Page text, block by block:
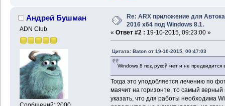
Андрей Бушман
ADN Club
Re: ARX приложение для
2016 x64 под Windows 8.1.
« Ответ #2 : 19-10-2015, 09:23:00 »
Цитата: Baton от 19-10-2015, 00:47:03
Windows 8 под рукой нет и не
Тогда это уподобляется лечению по
маячит на горизонте, то самый
указать, что для работы необходима